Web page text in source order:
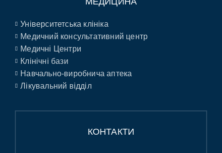
Університетська клініка
Медичний консультативний центр
Медичні Центри
Клінічні бази
Навчально-виробнича аптека
Лікувальний відділ
КОНТАКТИ